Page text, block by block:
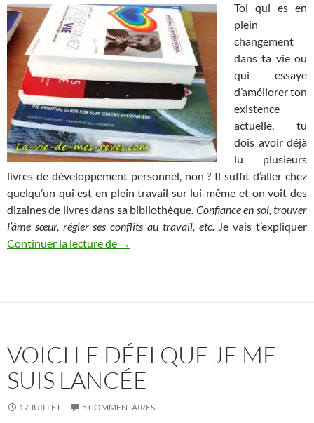
Toi qui es en
plein
changement
dans ta vie ou
qui essaye
d’améliorer ton
existence
actuelle, tu
dois avoir déjà
lu plusieurs
livres de développement personnel, non ? Il suffit d’aller chez
quelqu’un qui est en plein travail sur lui-même et on voit des
dizaines de livres dans sa bibliothèque. Confiance en soi, trouver
l’âme sœur, régler ses conflits au travail, etc.Je vais t’expliquer
Continuer la lecture de Pourquoi faut-il arrêter de lire des livres
→
VOICI LE DÉFI QUE JE ME
SUIS LANCÉE
17 JUILLET 5 COMMENTAIRES